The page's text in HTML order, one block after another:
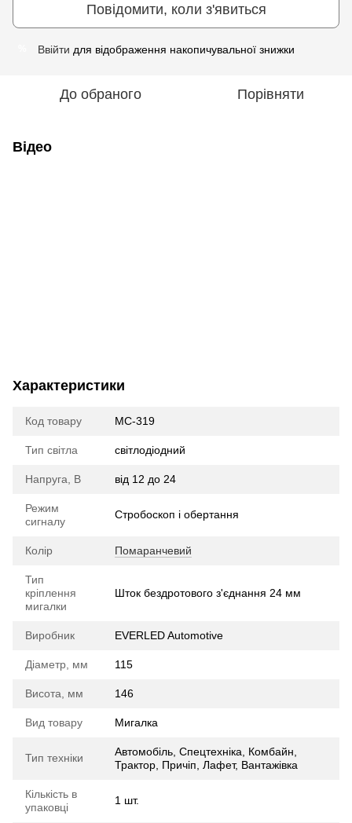
Повідомити, коли з'явиться
Ввійти для відображення накопичувальної знижки
До обраного Порівняти
Відео
Характеристики
Код товару МС-319
Тип світла cвітлодіодний
Напруга, В від 12 до 24
Режим
сигналу
Стробоскоп і обертання
Колір Помаранчевий
Тип
кріплення
мигалки
Шток бездротового з'єднання 24 мм
Виробник EVERLED Automotive
Діаметр, мм 115
Висота, мм 146
Вид товару Мигалка
Тип техніки
Автомобіль, Спецтехніка, Комбайн,
Трактор, Причіп, Лафет, Вантажівка
Кількість в
упаковці
1 шт.